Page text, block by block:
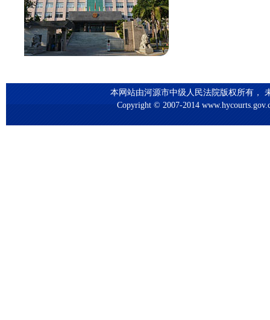
本网站由河源市中级人民法院版权所有，
Copyright © 2007-2014